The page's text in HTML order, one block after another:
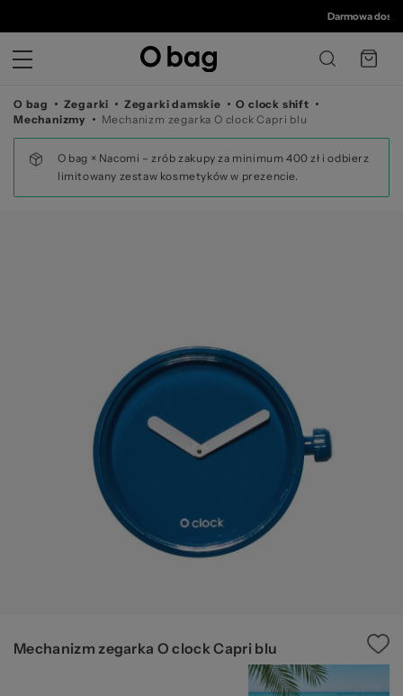
©
Darmowa
O bag Zegarki Zegarki damskie
O clock shift
Mechanizmy
Mechanizm zegarka O clock Capri blu
O bag × Nacomi – zrób zakupy za minimum 400 zł i odbierz
limitowany zestaw kosmetyków w prezencie.
Mechanizm zegarka O clock Capri blu